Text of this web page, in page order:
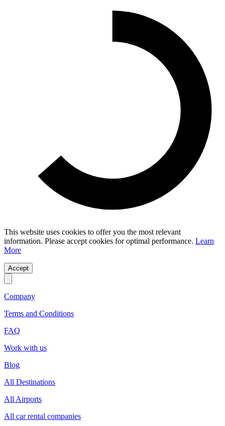
This website uses cookies to offer you the most relevant
information. Please accept cookies for optimal performance. Learn
More
Accept
Company
Terms and Conditions
FAQ
Work with us
Blog
All Destinations
All Airports
All car rental companies